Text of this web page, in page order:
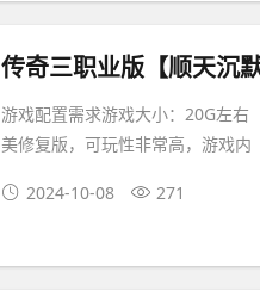
传奇三职业版【顺天沉
游戏配置需求游戏大小：20G左
美修复版，可玩性非常高，游戏内
2024-10-08 271